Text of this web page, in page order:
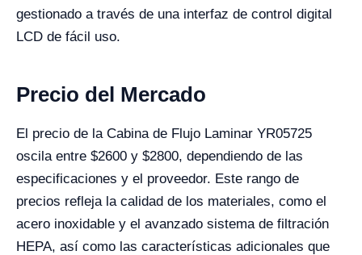
gestionado a través de una interfaz de control digital
LCD de fácil uso.
Precio del Mercado
El precio de la Cabina de Flujo Laminar YR05725
oscila entre $2600 y $2800, dependiendo de las
especificaciones y el proveedor. Este rango de
precios refleja la calidad de los materiales, como el
acero inoxidable y el avanzado sistema de filtración
HEPA, así como las características adicionales que